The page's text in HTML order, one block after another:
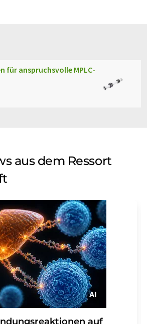
für anspruchsvolle MPLC-
aus dem Ressort
auf